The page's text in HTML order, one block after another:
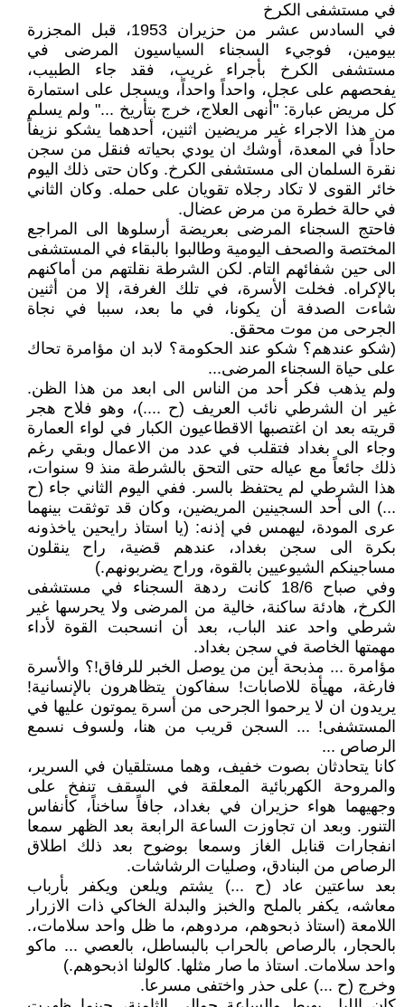
في مستشفى الكرخ
في السادس عشر من حزيران 1953، قبل المجزرة
بيومين، فوجيء السجناء السياسيون المرضى في
مستشفى الكرخ بأجراء غريب، فقد جاء الطبيب،
يفحصهم على عجل، واحداً واحداً، ويسجل على استمارة
كل مريض عبارة: "أنهى العلاج، خرج بتأريخ ..." ولم يسلم
من هذا الاجراء غير مريضين اثنين، أحدهما يشكو نزيفاً
حاداً في المعدة، أوشك ان يودي بحياته فنقل من سجن
نقرة السلمان الى مستشفى الكرخ. وكان حتى ذلك اليوم
خائر القوى لا تكاد رجلاه تقويان على حمله. وكان الثاني
في حالة خطرة من مرض عضال.
فاحتج السجناء المرضى بعريضة أرسلوها الى المراجع
المختصة والصحف اليومية وطالبوا بالبقاء في المستشفى
الى حين شفائهم التام. لكن الشرطة نقلتهم من أماكنهم
بالإكراه. فخلت الأسرة، في تلك الغرفة، إلا من أثنين
شاءت الصدفة أن يكونا، في ما بعد، سببا في نجاة
الجرحى من موت محقق.
(شكو عندهم؟ شكو عند الحكومة؟ لابد ان مؤامرة تحاك
على حياة السجناء المرضى...
ولم يذهب فكر أحد من الناس الى ابعد من هذا الظن.
غير ان الشرطي نائب العريف (ح ....)، وهو فلاح هجر
قريته بعد ان اغتصبها الاقطاعيون الكبار في لواء العمارة
وجاء الى بغداد فتقلب في عدد من الاعمال وبقي رغم
ذلك جائعاً مع عياله حتى التحق بالشرطة منذ 9 سنوات،
هذا الشرطي لم يحتفظ بالسر. ففي اليوم الثاني جاء (ح
...) الى أحد السجينين المريضين، وكان قد توثقت بينهما
عرى المودة، ليهمس في إذنه: (يا استاذ رايحين ياخذونه
بكرة الى سجن بغداد، عندهم قضية، راح ينقلون
مساجينكم الشيوعيين بالقوة، وراح يضربونهم.)
وفي صباح 18/6 كانت ردهة السجناء في مستشفى
الكرخ، هادئة ساكنة، خالية من المرضى ولا يحرسها غير
شرطي واحد عند الباب، بعد أن انسحبت القوة لأداء
مهمتها الخاصة في سجن بغداد.
مؤامرة ... مذبحة أين من يوصل الخبر للرفاق!؟ والأسرة
فارغة، مهيأة للاصابات! سفاكون يتظاهرون بالإنسانية!
يريدون ان لا يرحموا الجرحى من أسرة يموتون عليها في
المستشفى! ... السجن قريب من هنا، ولسوف نسمع
الرصاص ...
كانا يتحادثان بصوت خفيف، وهما مستلقيان في السرير،
والمروحة الكهربائية المعلقة في السقف تنفخ على
وجهيهما هواء حزيران في بغداد، جافاً ساخناً، كأنفاس
التنور. وبعد ان تجاوزت الساعة الرابعة بعد الظهر سمعا
انفجارات قنابل الغاز وسمعا بوضوح بعد ذلك اطلاق
الرصاص من البنادق، وصليات الرشاشات.
بعد ساعتين عاد (ح ...) يشتم ويلعن ويكفر بأرباب
معاشه، يكفر بالملح والخبز والبدلة الخاكي ذات الازرار
اللامعة (استاذ ذبحوهم، مردوهم، ما ظل واحد سلامات،.
بالحجار، بالرصاص بالحراب بالبساطل، بالعصي ... ماكو
واحد سلامات. استاذ ما صار مثلها. كالولنا اذبحوهم.)
وخرج (ح ...) على حذر واختفى مسرعا.